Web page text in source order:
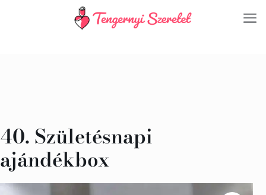
40. Születésnapi
ajándékbox